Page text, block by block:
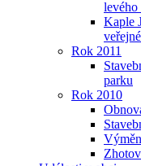
levého
Kaple
Rok 2011
parku
Rok 2010